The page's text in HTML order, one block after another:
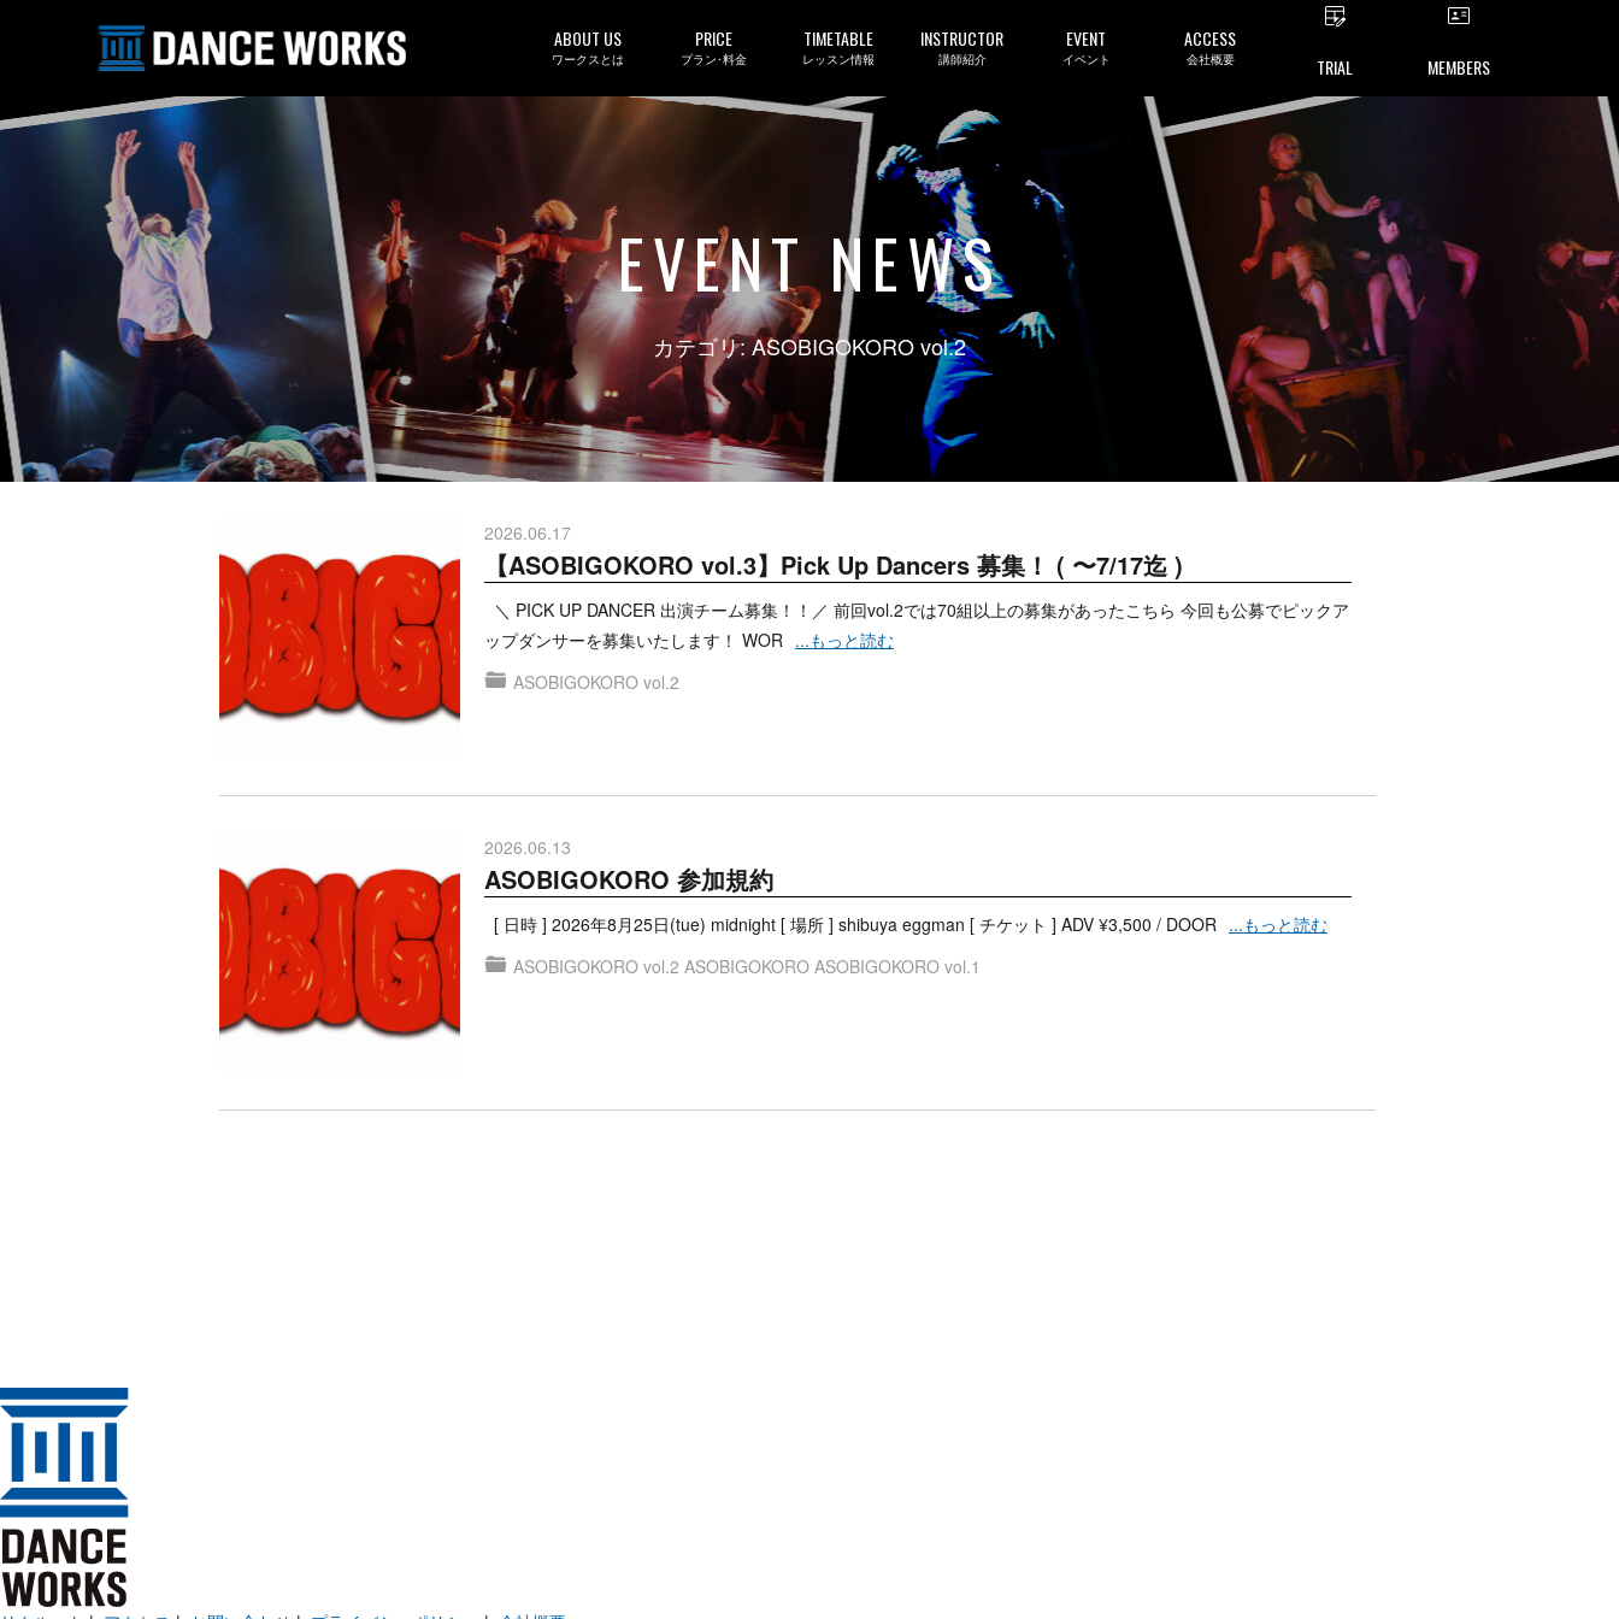
ABOUT US
ワークスとは
PRICE
プラン･料金
TIMETABLE
レッスン情報
INSTRUCTOR
講師紹介
EVENT
イベント
ACCESS
会社概要 TRIAL MEMBERS
EVENT NEWS
カテゴリ: ASOBIGOKORO vol.2
2026.06.17
【ASOBIGOKORO vol.3】Pick Up Dancers 募集！ ( 〜7/17迄 )
＼ PICK UP DANCER 出演チーム募集！！／ 前回vol.2では70組以上の募集があったこちら 今回も公募でピックア
ップダンサーを募集いたします！ WOR ...もっと読む
ASOBIGOKORO vol.2
2026.06.13
ASOBIGOKORO 参加規約
[ 日時 ] 2026年8月25日(tue) midnight [ 場所 ] shibuya eggman [ チケット ] ADV ¥3,500 / DOOR ...もっと読む
ASOBIGOKORO vol.2 ASOBIGOKORO ASOBIGOKORO vol.1